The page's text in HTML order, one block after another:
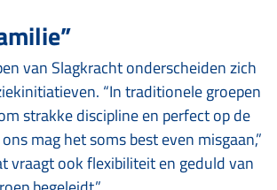
van Slagkracht onderscheiden zich
“In traditionele groepen
strakke discipline en perfect op de
mag het soms best even misgaan,”
vraagt ook flexibiliteit en geduld van